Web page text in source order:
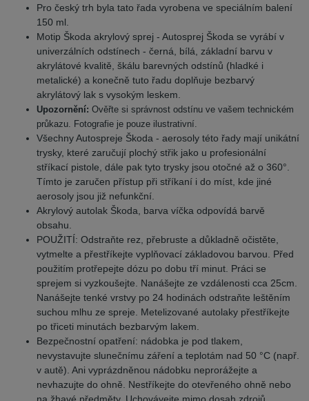
Pro český trh byla tato řada vyrobena ve speciálním balení
150 ml.
Motip Škoda akrylový sprej - Autosprej Škoda se vyrábí v
univerzálních odstínech - černá, bílá, základní barvu v
akrylátové kvalitě, škálu barevných odstínů (hladké i
metalické) a konečně tuto řadu doplňuje bezbarvý
akrylátový lak s vysokým leskem.
Upozornění: Ověřte si správnost odstínu ve vašem technickém
průkazu. Fotografie je pouze ilustrativní.
Všechny Autospreje Škoda - aerosoly této řady mají unikátní
trysky, které zaručují plochý střik jako u profesionální
stříkací pistole, dále pak tyto trysky jsou otočné až o 360°.
Tímto je zaručen přístup při stříkaní i do míst, kde jiné
aerosoly jsou již nefunkční.
Akrylový autolak Škoda, barva víčka odpovídá barvě
obsahu.
POUŽITÍ: Odstraňte rez, přebruste a důkladně očistěte,
vytmelte a přestříkejte vyplňovací základovou barvou. Před
použitím protřepejte dózu po dobu tří minut. Práci se
sprejem si vyzkoušejte. Nanášejte ze vzdálenosti cca 25cm.
Nanášejte tenké vrstvy po 24 hodinách odstraňte leštěním
suchou mlhu ze spreje. Metelizované autolaky přestříkejte
po třiceti minutách bezbarvým lakem.
Bezpečnostní opatření: nádobka je pod tlakem,
nevystavujte slunečnímu záření a teplotám nad 50 °C (např.
v autě). Ani vyprázdněnou nádobku neprorážejte a
nevhazujte do ohně. Nestříkejte do otevřeného ohně nebo